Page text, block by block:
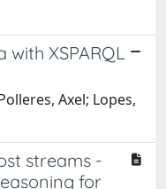
XSPARQL
Axel; Lopes,
streams -
for